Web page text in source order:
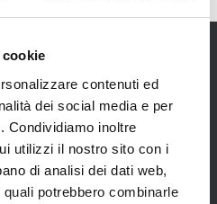
contenuti ed
dei social media e per
Condividiamo inoltre
utilizzi il nostro sito con i
di analisi dei dati web,
potrebbero combinarle